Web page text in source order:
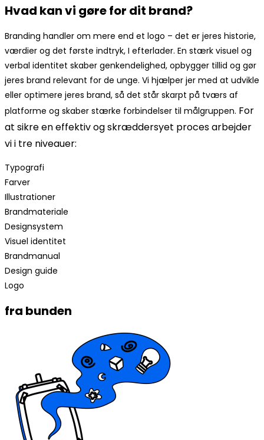
Hvad kan vi gøre for dit brand?
Branding handler om mere end et logo – det er jeres historie,
værdier og det første indtryk, I efterlader. En stærk visuel og
verbal identitet skaber genkendelighed, opbygger tillid og gør
jeres brand relevant for de unge. Vi hjælper jer med at udvikle
eller optimere jeres brand, så det står skarpt på tværs af
platforme og skaber stærke forbindelser til målgruppen. For
at sikre en effektiv og skræddersyet proces arbejder
vi i tre niveauer:
Typografi
Farver
Illustrationer
Brandmateriale
Designsystem
Visuel identitet
Brandmanual
Design guide
Logo
fra bunden